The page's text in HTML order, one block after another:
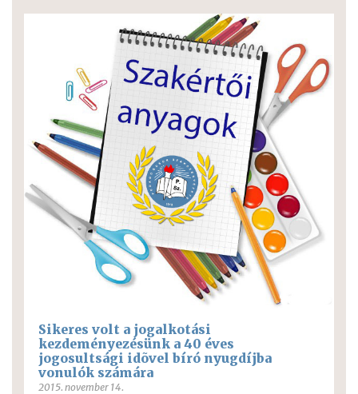
Sikeres volt a jogalkotási
kezdeményezésünk a 40 éves
jogosultsági idõvel bíró nyugdíjba
vonulók számára
2015. november 14.